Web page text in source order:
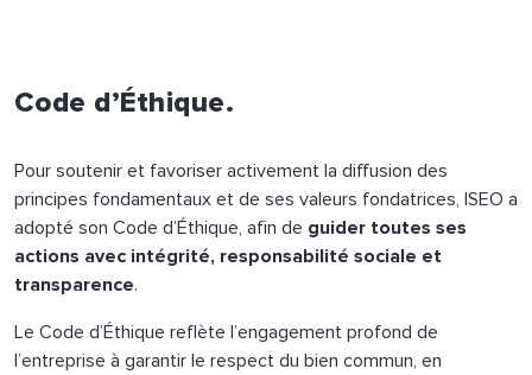
Code d’Éthique.
Pour soutenir et favoriser activement la diffusion des
principes fondamentaux et de ses valeurs fondatrices, ISEO a
adopté son Code d’Éthique, afin de guider toutes ses
actions avec intégrité, responsabilité sociale et
transparence.
Le Code d’Éthique reflète l’engagement profond de
l’entreprise à garantir le respect du bien commun, en